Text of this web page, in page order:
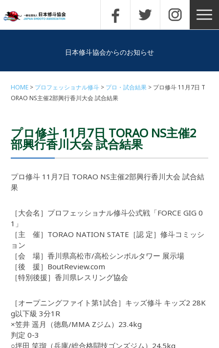
日本修斗協会からのお知らせ
HOME プロフェッショナル修斗 プロ・試合結果
プロ修斗 11月7日 T
ORAO NS主催2部興行香川大会 試合結果
プロ修斗 11月7日 TORAO NS主催2
部興行香川大会 試合結果
プロ修斗 11月7日 TORAO NS主催2部興行香川大会 試合結
果
［大会名］プロフェッショナル修斗公式戦「FORCE GIG 0
1」
［主 催］TORAO NATION STATE［認 定］修斗コミッシ
ョン
［会 場］香川県高松市/高松シンボルタワー 展示場
［後 援］BoutReview.com
［特別後援］香川県レスリング協会
［オープニングファイト第1試合］キッズ修斗 キッズ2 28K
g以下級 3分1R
×笠井 遥月（徳島/MMA Zジム）23.4kg
判定 0-3
○坪田 笑瑠（兵庫/総合格闘技ゴンズジム）24.5kg